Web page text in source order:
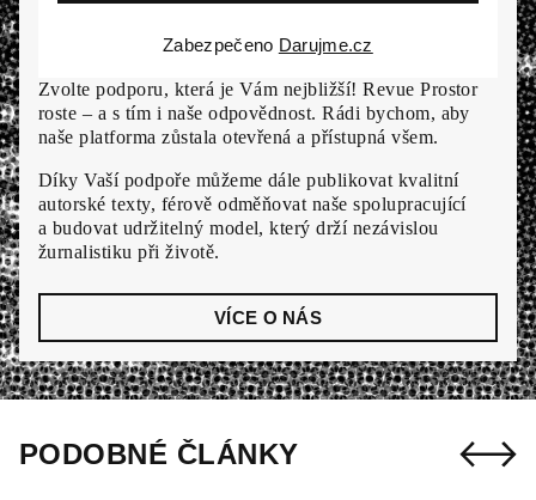
Zvolte podporu, která je Vám nejbližší! Revue Prostor
roste – a s tím i naše odpovědnost. Rádi bychom, aby
naše platforma zůstala otevřená a přístupná všem.
Díky Vaší podpoře můžeme dále publikovat kvalitní
autorské texty, férově odměňovat naše spolupracující
a budovat udržitelný model, který drží nezávislou
žurnalistiku při životě.
VÍCE O NÁS
Zabezpečeno Darujme.cz
PODOBNÉ ČLÁNKY